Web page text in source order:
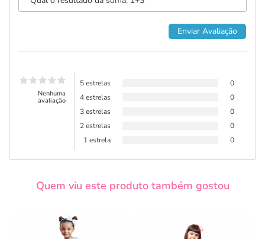
Nenhuma
avaliação
5 estrelas
0
4 estrelas
0
3 estrelas
0
2 estrelas
0
1 estrela
0
Quem viu este produto também gostou